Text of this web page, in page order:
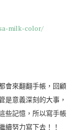
milk-color/
會來翻翻手帳，回顧
是意義深刻的大事，
些記憶，所以寫手帳
續努力寫下去！！